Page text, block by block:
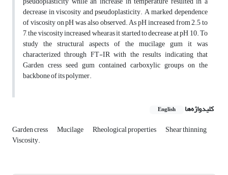
decrease in viscosity and pseudoplasticity. A marked dependence
of viscosity on pH was also observed. As pH increased from 2.5 to
7, the viscosity increased whearas it started to decrease at pH 10. To
study the structural aspects of the mucilage gum it was
characterized through FT-IR with the results indicating that
Garden cress seed gum contained carboxylic groups on the
backbone of its polymer.
کلیدواژه‌ها English
Garden cress Mucilage Rheological properties Shear thinning
Viscosity.